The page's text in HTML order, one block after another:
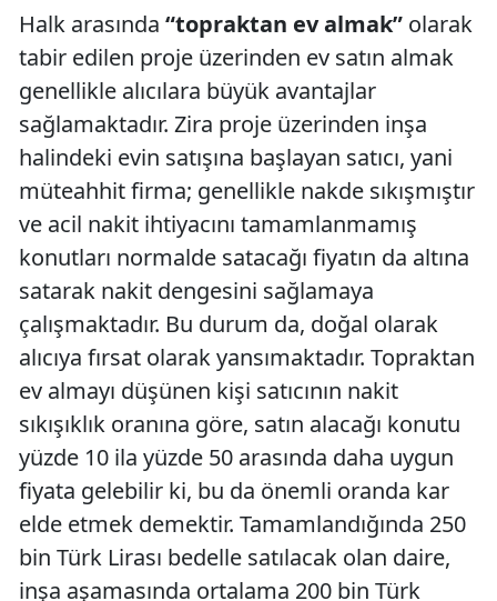
Halk arasında “topraktan ev almak” olarak
tabir edilen proje üzerinden ev satın almak
genellikle alıcılara büyük avantajlar
sağlamaktadır. Zira proje üzerinden inşa
halindeki evin satışına başlayan satıcı, yani
müteahhit firma; genellikle nakde sıkışmıştır
ve acil nakit ihtiyacını tamamlanmamış
konutları normalde satacağı fiyatın da altına
satarak nakit dengesini sağlamaya
çalışmaktadır. Bu durum da, doğal olarak
alıcıya fırsat olarak yansımaktadır. Topraktan
ev almayı düşünen kişi satıcının nakit
sıkışıklık oranına göre, satın alacağı konutu
yüzde 10 ila yüzde 50 arasında daha uygun
fiyata gelebilir ki, bu da önemli oranda kar
elde etmek demektir. Tamamlandığında 250
bin Türk Lirası bedelle satılacak olan daire,
inşa aşamasında ortalama 200 bin Türk